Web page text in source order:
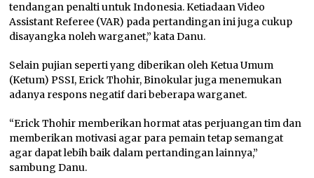
tendangan penalti untuk Indonesia. KetiadaanVideo
Assistant Referee (VAR) pada pertandingan ini juga cukup
disayangka noleh warganet,” kata Danu.
Selain pujian seperti yang diberikan oleh Ketua Umum
(Ketum) PSSI, Erick Thohir, Binokular juga menemukan
adanya respons negatif dari beberapa warganet.
“Erick Thohir memberikan hormat atas perjuangan tim dan
memberikan motivasi agar para pemain tetap semangat
agar dapat lebih baik dalam pertandingan lainnya,”
sambung Danu.